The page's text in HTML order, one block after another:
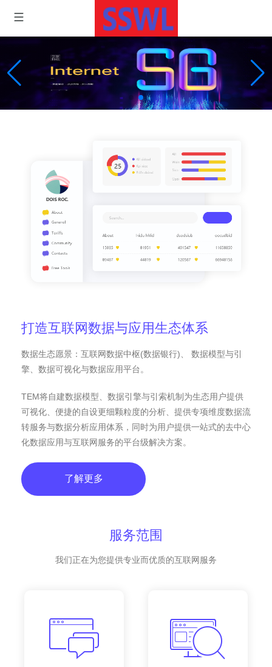
打造互联网数据与应用生态体系
数据生态愿景：互联网数据中枢(数据银行)、 数据模型与引
擎、数据可视化与数据应用平台。
TEM将自建数据模型、数据引擎与引索机制为生态用户提供
可视化、便捷的自设更细颗粒度的分析、提供专项维度数据流
转服务与数据分析应用体系，同时为用户提供一站式的去中心
化数据应用与互联网服务的平台级解决方案。
了解更多
服务范围
我们正在为您提供专业而优质的互联网服务